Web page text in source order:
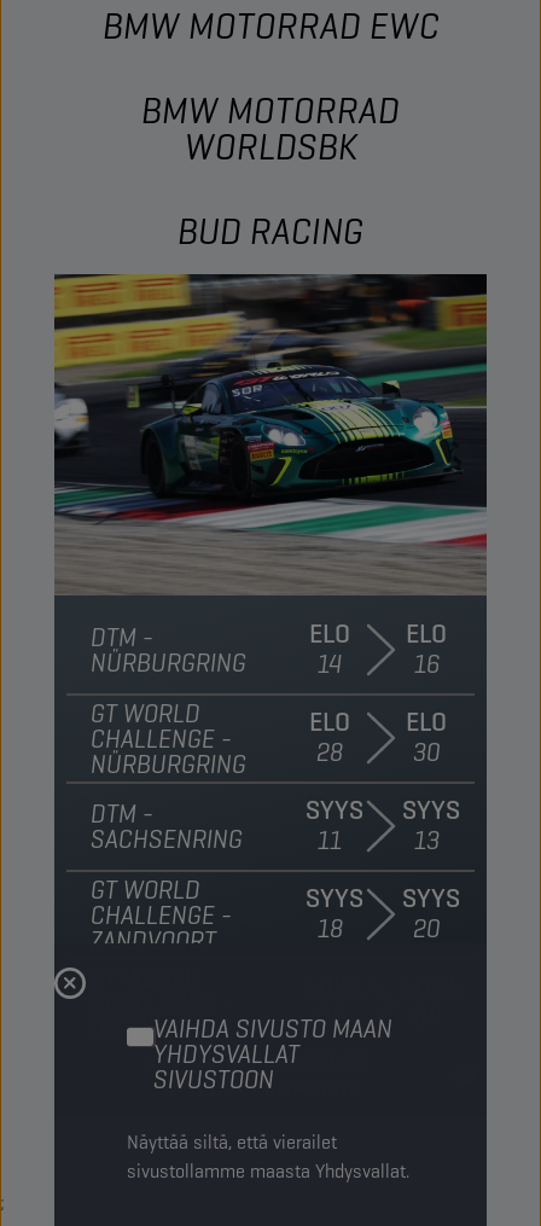
VAIHDA SIVUSTO MAAN
YHDYSVALLAT
SIVUSTOON
Näyttää siltä, että vierailet
sivustollamme maasta Yhdysvallat.
BMW MOTORRAD EWC
BMW MOTORRAD
WORLDSBK
BUD RACING
ELO
14
ELO
16
DTM -
NÜRBURGRING
ELO
28
ELO
30
GT WORLD
CHALLENGE -
NÜRBURGRING
SYYS
11
SYYS
13
DTM -
SACHSENRING
SYYS
18
SYYS
20
GT WORLD
CHALLENGE -
ZANDVOORT
02
BARCELONA
MOOTTORIURHEILUALAN
YHTEISTYÖKUMPPANIT
;